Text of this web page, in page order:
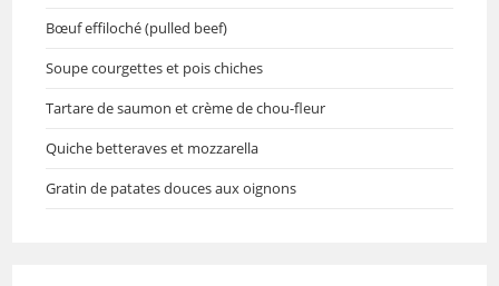
Bœuf effiloché (pulled beef)
Soupe courgettes et pois chiches
Tartare de saumon et crème de chou-fleur
Quiche betteraves et mozzarella
Gratin de patates douces aux oignons